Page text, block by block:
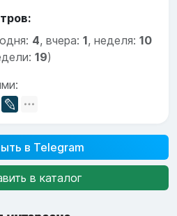
4, вчера: 1, неделя: 10
19)
в Telegram
в каталог